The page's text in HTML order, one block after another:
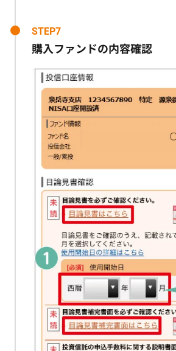
STEP7
購入ファンドの内容確認